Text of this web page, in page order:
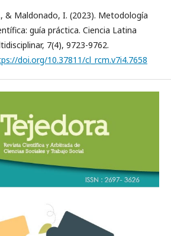
& Maldonado, I. (2023). Metodología
guía práctica. Ciencia Latina
7(4), 9723-9762.
doi.org/10.37811/cl_rcm.v7i4.7658